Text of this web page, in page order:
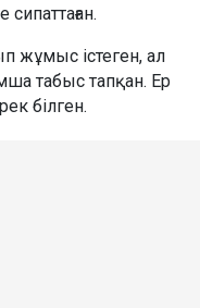
жұмыс істеген, ал
табыс тапқан. Ер
білген.